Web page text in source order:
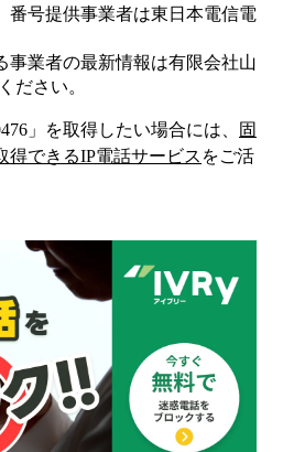
番号提供事業者は東日本電信電
事業者の最新情報は有限会社山
ださい。
」を取得したい場合には、
固
得できるIP電話サービス をご活